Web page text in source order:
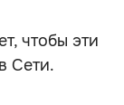
чтобы эти
Сети.